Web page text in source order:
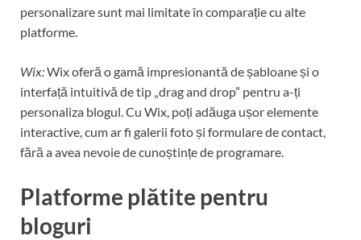
personalizare sunt mai limitate în comparație cu alte
platforme.
Wix:Wix oferă o gamă impresionantă de șabloane și o
interfață intuitivă de tip „drag and drop” pentru a-ți
personaliza blogul. Cu Wix, poți adăuga ușor elemente
interactive, cum ar fi galerii foto și formulare de contact,
fără a avea nevoie de cunoștințe de programare.
Platforme plătite pentru
bloguri